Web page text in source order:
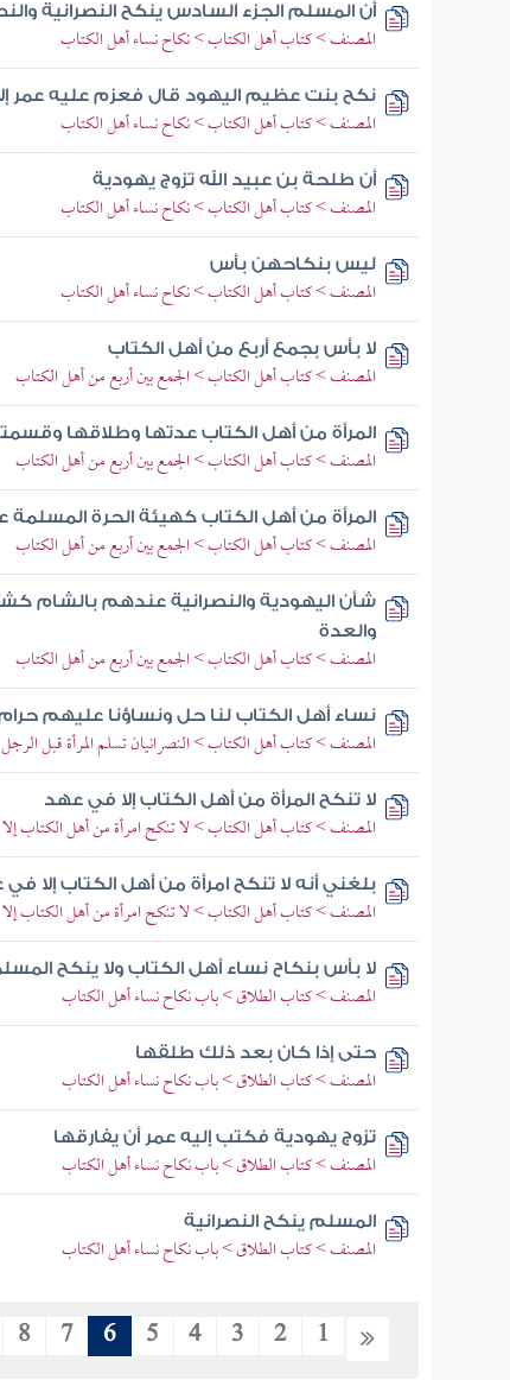
أن المسلم الجزء السادس ينكح النصرانية
المصنف > كتاب أهل الكتاب > نكاح نساء أهل الكتاب
نكح بنت عظيم اليهود قال فعزم عليه عمر
المصنف > كتاب أهل الكتاب > نكاح نساء أهل الكتاب
أن طلحة بن عبيد الله تزوج يهودية
المصنف > كتاب أهل الكتاب > نكاح نساء أهل الكتاب
ليس بنكاحهن بأس
المصنف > كتاب أهل الكتاب > نكاح نساء أهل الكتاب
لا بأس بجمع أربع من أهل الكتاب
المصنف > كتاب أهل الكتاب > الجمع بين أربع من أهل الكتاب
المرأة من أهل الكتاب عدتها وطلاقها
المصنف > كتاب أهل الكتاب > الجمع بين أربع من أهل الكتاب
المرأة من أهل الكتاب كهيئة الحرة المسلمة
المصنف > كتاب أهل الكتاب > الجمع بين أربع من أهل الكتاب
شأن اليهودية والنصرانية عندهم بالشام
والعدة
المصنف > كتاب أهل الكتاب > الجمع بين أربع من أهل الكتاب
نساء أهل الكتاب لنا حل ونساؤنا عليهم
المصنف > كتاب أهل الكتاب > النصرانيان تسلم المرأة قبل الرجل
لا تنكح المرأة من أهل الكتاب إلا في عهد
المصنف > كتاب أهل الكتاب > لا تنكح امرأة من أهل الكتاب
بلغني أنه لا تنكح امرأة من أهل الكتاب إلا
المصنف > كتاب أهل الكتاب > لا تنكح امرأة من أهل الكتاب
لا بأس بنكاح نساء أهل الكتاب ولا ينكح
المصنف > كتاب الطلاق > باب نكاح نساء أهل الكتاب
حتى إذا كان بعد ذلك طلقها
المصنف > كتاب الطلاق > باب نكاح نساء أهل الكتاب
تزوج يهودية فكتب إليه عمر أن يفارقها
المصنف > كتاب الطلاق > باب نكاح نساء أهل الكتاب
المسلم ينكح النصرانية
المصنف > كتاب الطلاق > باب نكاح نساء أهل الكتاب
1
2
3
4
5
6
7
8